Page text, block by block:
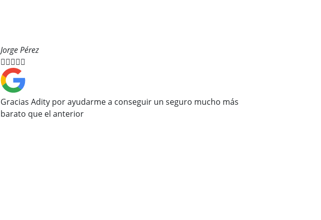
Jorge Pérez

Gracias Adity por ayudarme a conseguir un seguro mucho más
barato que el anterior